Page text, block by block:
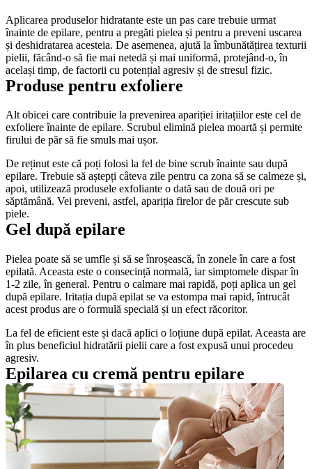
Aplicarea produselor hidratante este un pas care trebuie urmat
înainte de epilare, pentru a pregăti pielea și pentru a preveni uscarea
și deshidratarea acesteia. De asemenea, ajută la îmbunătățirea texturii
pielii, făcând-o să fie mai netedă și mai uniformă, protejând-o, în
același timp, de factorii cu potențial agresiv și de stresul fizic.
Produse pentru exfoliere
Alt obicei care contribuie la prevenirea apariției iritațiilor este cel de
exfoliere înainte de epilare. Scrubul elimină pielea moartă și permite
firului de păr să fie smuls mai ușor.
De reținut este că poți folosi la fel de bine scrub înainte sau după
epilare. Trebuie să aștepți câteva zile pentru ca zona să se calmeze și,
apoi, utilizează produsele exfoliante o dată sau de două ori pe
săptămână. Vei preveni, astfel, apariția firelor de păr crescute sub
piele.
Gel după epilare
Pielea poate să se umfle și să se înroșească, în zonele în care a fost
epilată. Aceasta este o consecință normală, iar simptomele dispar în
1-2 zile, în general. Pentru o calmare mai rapidă, poți aplica un gel
după epilare. Iritația după epilat se va estompa mai rapid, întrucât
acest produs are o formulă specială și un efect răcoritor.
La fel de eficient este și dacă aplici o loțiune după epilat. Aceasta are
în plus beneficiul hidratării pielii care a fost expusă unui procedeu
agresiv.
Epilarea cu cremă pentru epilare